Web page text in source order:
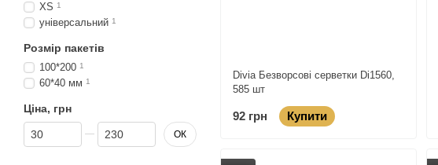
Divia Безворсові серветки Di1560,
585 шт
92 грн Купити
XS 1
універсальний 1
Розмір пакетів
100*200 1
60*40 мм 1
Ціна, грн
Від Ціна, грн
До Ціна, грн ОК